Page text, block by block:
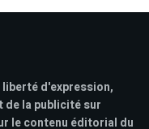
d'expression,
de la publicité sur
le contenu éditorial du